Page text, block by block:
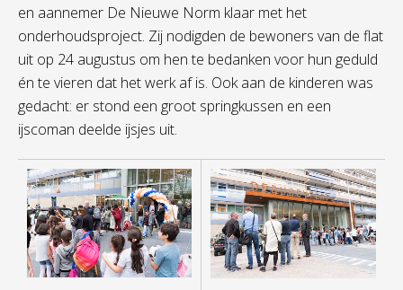
en aannemer De Nieuwe Norm klaar met het
onderhoudsproject. Zij nodigden de bewoners van de flat
uit op 24 augustus om hen te bedanken voor hun geduld
én te vieren dat het werk af is. Ook aan de kinderen was
gedacht: er stond een groot springkussen en een
ijscoman deelde ijsjes uit.